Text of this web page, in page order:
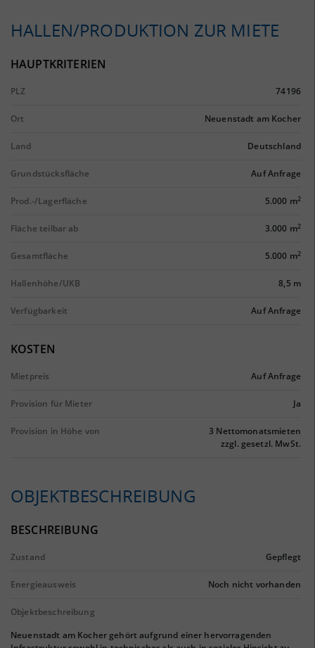
HALLEN/PRODUKTION ZUR MIETE
HAUPTKRITERIEN
PLZ 74196
Ort Neuenstadt am Kocher
Land Deutschland
Grundstücksfläche Auf Anfrage
Prod.-/Lagerfläche 5.000 m2
Fläche teilbar ab 3.000 m2
Gesamtfläche 5.000 m2
Hallenhöhe/UKB 8,5 m
Verfügbarkeit Auf Anfrage
KOSTEN
Mietpreis Auf Anfrage
Provision für Mieter Ja
Provision in Höhe von
3 Nettomonatsmieten
zzgl. gesetzl. MwSt.
OBJEKTBESCHREIBUNG
BESCHREIBUNG
Zustand Gepflegt
Energieausweis Noch nicht vorhanden
Objektbeschreibung
Neuenstadt am Kocher gehört aufgrund einer hervorragenden